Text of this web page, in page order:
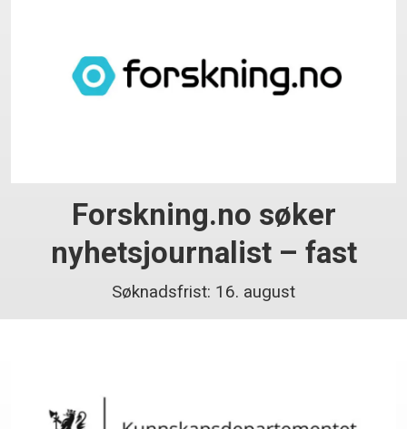
Forskning.no søker
nyhetsjournalist – fast
Søknadsfrist: 16. august